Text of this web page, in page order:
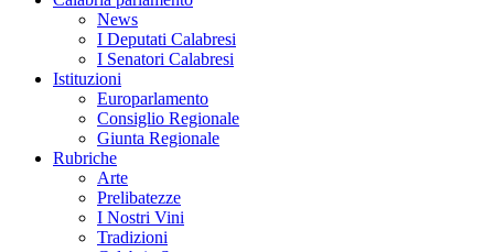
News
I Deputati Calabresi
I Senatori Calabresi
Istituzioni
Europarlamento
Consiglio Regionale
Giunta Regionale
Rubriche
Arte
Prelibatezze
I Nostri Vini
Tradizioni